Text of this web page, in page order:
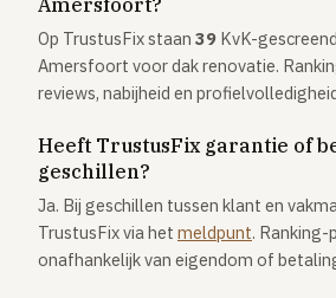
Op TrustusFix staan 39 KvK-
Amersfoort voor dak renovatie.
reviews, nabijheid en
Heeft TrustusFix garantie of
geschillen?
Ja. Bij geschillen tussen klant en
TrustusFix via het meldpunt. Ranking-
onafhankelijk van eigendom of